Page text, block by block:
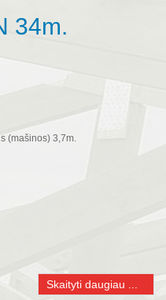
34m.
(mašinos) 3,7m.
Skaityti daugiau ...